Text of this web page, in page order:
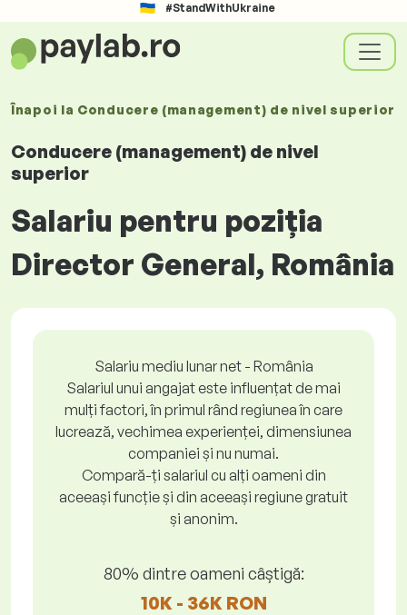
#StandWithUkraine
Înapoi la Conducere (management) de nivel superior
Conducere (management) de nivel
superior
Salariu pentru poziția
Director General, România
Salariu mediu lunar net - România
Salariul unui angajat este influențat de mai
mulți factori, în primul rând regiunea în care
lucrează, vechimea experienței, dimensiunea
companiei și nu numai.
Compară-ți salariul cu alți oameni din
aceeași funcție și din aceeași regiune gratuit
și anonim.
80% dintre oameni câștigă:
10K - 36K RON